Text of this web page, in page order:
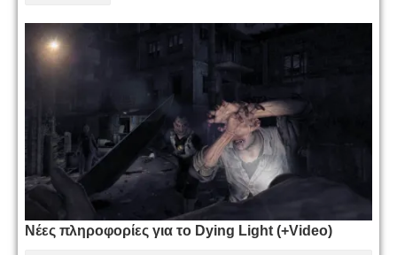
Νέες πληροφορίες για το Dying Light (+Video)